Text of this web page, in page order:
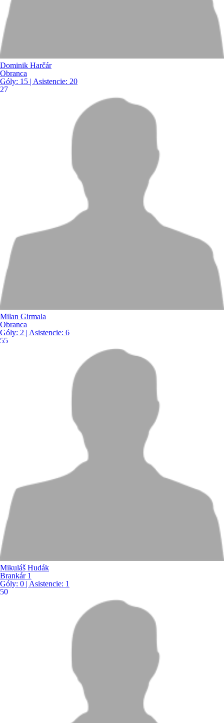
Dominik Harčár
Obranca
Góly: 15 | Asistencie: 20
27
Milan Girmala
Obranca
Góly: 2 | Asistencie: 6
55
Mikuláš Hudák
Brankár 1
Góly: 0 | Asistencie: 1
50